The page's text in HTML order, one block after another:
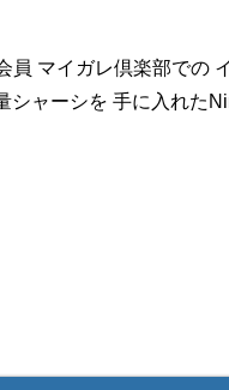
マイガレ倶楽部での
シャーシを 手に入れた